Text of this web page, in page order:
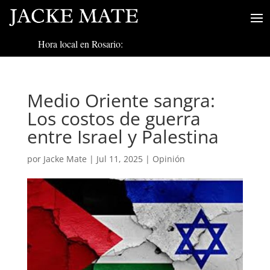
Hora local en Rosario:
Medio Oriente sangra:
Los costos de guerra
entre Israel y Palestina
por Jacke Mate | Jul 11, 2025| Opinión